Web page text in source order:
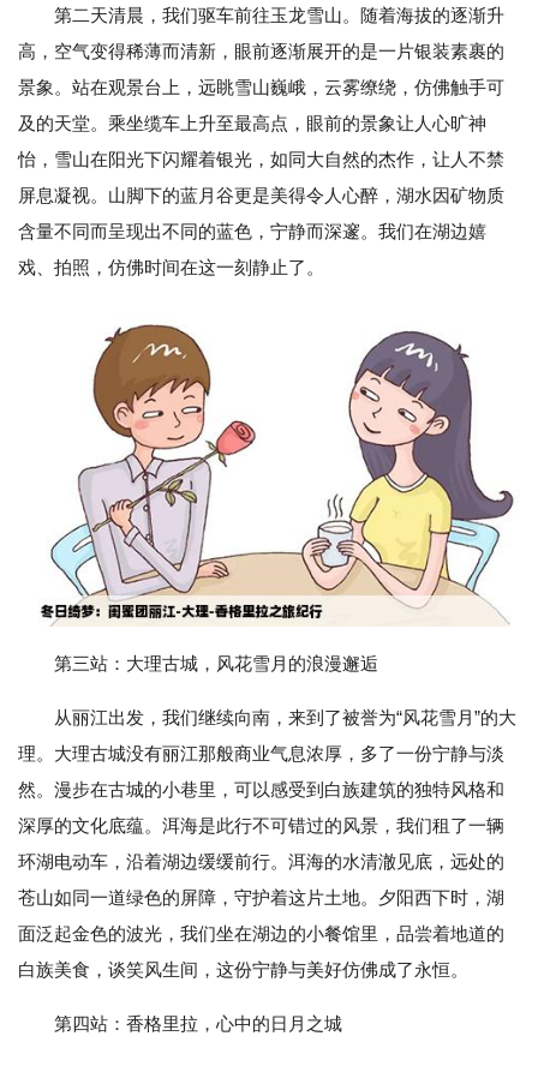
第二天清晨，我们驱车前往玉龙雪山。随着海拔的逐渐升
高，空气变得稀薄而清新，眼前逐渐展开的是一片银装素裹的
景象。站在观景台上，远眺雪山巍峨，云雾缭绕，仿佛触手可
及的天堂。乘坐缆车上升至最高点，眼前的景象让人心旷神
怡，雪山在阳光下闪耀着银光，如同大自然的杰作，让人不禁
屏息凝视。山脚下的蓝月谷更是美得令人心醉，湖水因矿物质
含量不同而呈现出不同的蓝色，宁静而深邃。我们在湖边嬉
戏、拍照，仿佛时间在这一刻静止了。
第三站：大理古城，风花雪月的浪漫邂逅
从丽江出发，我们继续向南，来到了被誉为“风花雪月”的大
理。大理古城没有丽江那般商业气息浓厚，多了一份宁静与淡
然。漫步在古城的小巷里，可以感受到白族建筑的独特风格和
深厚的文化底蕴。洱海是此行不可错过的风景，我们租了一辆
环湖电动车，沿着湖边缓缓前行。洱海的水清澈见底，远处的
苍山如同一道绿色的屏障，守护着这片土地。夕阳西下时，湖
面泛起金色的波光，我们坐在湖边的小餐馆里，品尝着地道的
白族美食，谈笑风生间，这份宁静与美好仿佛成了永恒。
第四站：香格里拉，心中的日月之城